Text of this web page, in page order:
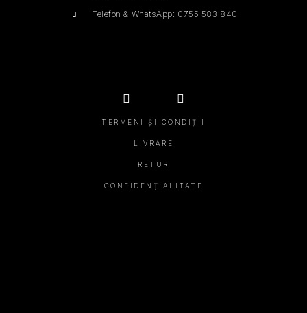
Telefon & WhatsApp: 0755 583 840
TERMENI ȘI CONDIȚII
LIVRARE
RETUR
CONFIDENȚIALITATE